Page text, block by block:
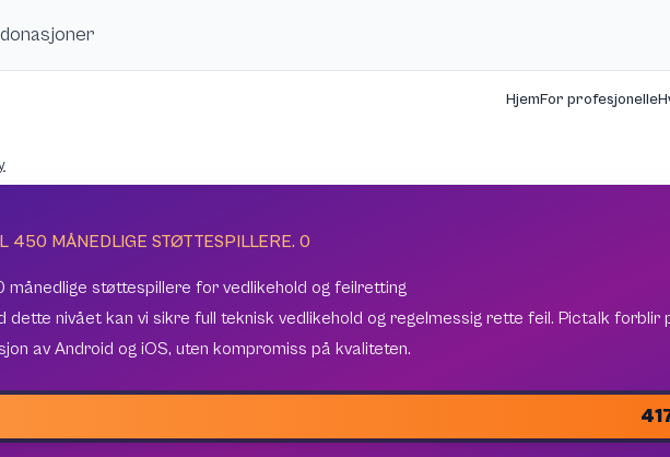
HjemFor profesjonelle
450 MÅNEDLIGE STØTTESPILLERE. 0
månedlige støttespillere for vedlikehold og feilretting
dette nivået kan vi sikre full teknisk vedlikehold og regelmessig rette feil. Pictalk forblir
av Android og iOS, uten kompromiss på kvaliteten.